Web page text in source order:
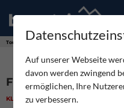
Touren
FERNAU
KLETTERN MITTEL
Auf unserer Webseite
davon werden zwingend
ermöglichen, Ihre
zu verbessern.